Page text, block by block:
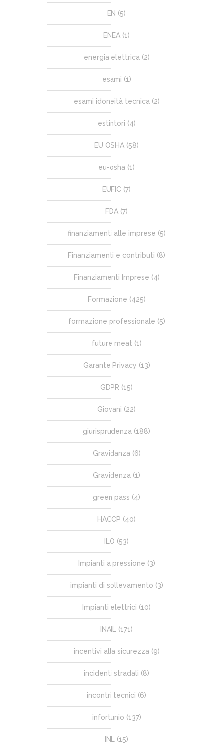
EN (5)
ENEA (1)
energia elettrica(2)
esami (1)
esami idoneità tecnica(2)
estintori (4)
EU OSHA (58)
eu-osha (1)
EUFIC (7)
FDA (7)
finanziamenti alle imprese (5)
Finanziamenti e contributi (8)
Finanziamenti Imprese (4)
Formazione (425)
formazione professionale (5)
future meat(1)
Garante Privacy (13)
GDPR (15)
Giovani (22)
giurisprudenza (188)
Gravidanza(6)
Gravidenza (1)
green pass (4)
HACCP (40)
ILO (53)
Impianti a pressione (3)
impianti di sollevamento (3)
Impianti elettrici (10)
INAIL (171)
incentivi alla sicurezza(9)
incidenti stradali (8)
incontri tecnici (6)
infortunio (137)
INL (15)